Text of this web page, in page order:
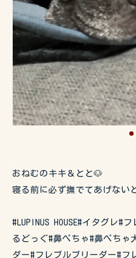
おねむのキキ＆とと🐶
寝る前に必ず撫でてあげない
#LUPINUS HOUSE#イタグレ#
るどっぐ#鼻ぺちゃ#鼻ぺちゃ
ダー#フレブルブリーダー#フ